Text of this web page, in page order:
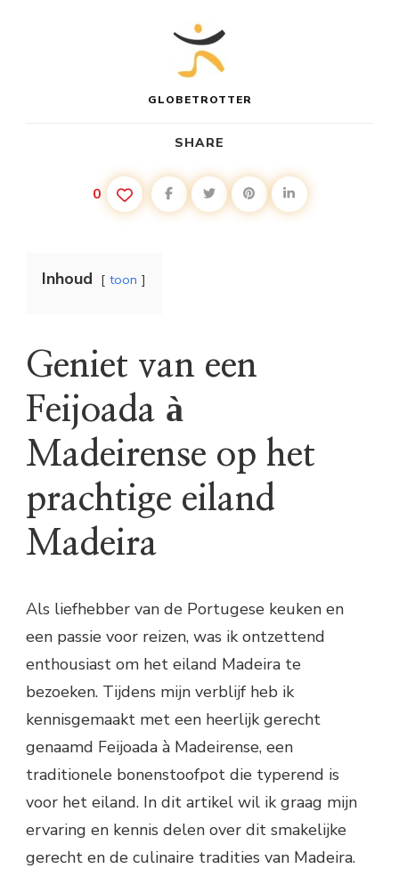
GLOBETROTTER
SHARE
0
Inhoud toon
Geniet van een
Feijoada à
Madeirense op het
prachtige eiland
Madeira
Als liefhebber van de Portugese keuken en
een passie voor reizen, was ik ontzettend
enthousiast om het eiland Madeira te
bezoeken. Tijdens mijn verblijf heb ik
kennisgemaakt met een heerlijk gerecht
genaamd Feijoada à Madeirense, een
traditionele bonenstoofpot die typerend is
voor het eiland. In dit artikel wil ik graag mijn
ervaring en kennis delen over dit smakelijke
gerecht en de culinaire tradities van Madeira.